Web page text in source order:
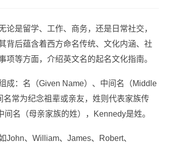
是留学、工作、商务，还是日常社交，
背后蕴含着西方命名传统、文化内涵、社
等方面，介绍英文名的起名文化指南。
成：名（Given Name）、中间名（Middle
常为纪念祖辈或亲友，姓则代表家族传
名（母亲家族的姓），Kennedy是姓。
John、William、James、Robert、